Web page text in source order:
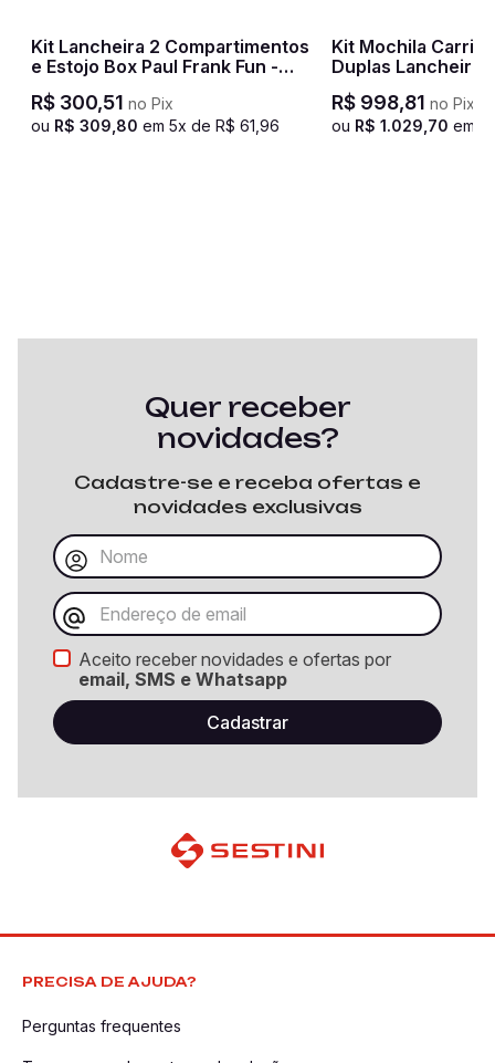
Kit Lancheira 2 Compartimentos
e Estojo Box Paul Frank Fun -
R$ 300,51 no Pix
ou R$ 309 80 em 5x de R$ 61 96
Kit Mochila
Duplas Lancheira
Paul Frank Fun -
R$ 998,81 no Pix
ou R$ 1.029 70 em
Quer receber
novidades?
Cadastre-se e receba ofertas e
novidades exclusivas
Aceito receber novidades e ofertas por
email, SMS e Whatsapp
PRECISA DE AJUDA?
Perguntas frequentes